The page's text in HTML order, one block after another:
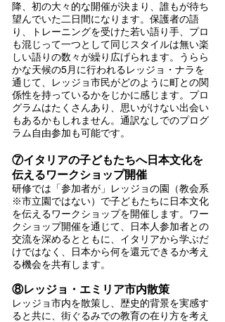
降、初の大々的な開催が決まり、誰もが待ち
望んでいた二日間になります。保護者の語
り、トレーニングを受けた若い語り手、プロ
も混じって一つとして同じスタイルは無い楽
しい語りの数々が繰り広げられます。うらら
かな天候の5月に行われるレッジョ・ナラを
通じて、レッジョ市民がどのように町との関
係性を持っているかをじかに感じます。プロ
グラムはたくさんあり、思いがけない出会い
もあるかもしれません。通訳なしでのプログ
ラム自由参加も可能です。
⑦イタリアの子どもたちへ日本文化を
伝えるワークショップ開催
研修では「参加者が」レッジョの園（教会系
※市立園ではない）で子どもたちに日本文化
を伝えるワークショップを開催します。ワー
クショップ開催を通じて、日本人参加者との
交流を深めるとともに、イタリアから学ぶだ
けではなく、日本から何を還元できるか考え
る機会を共有します。
⑧レッジョ・エミリア市内散策
レッジョ市内を散策し、歴史的背景を実感す
ると共に、街ぐるみでの教育の在り方を考え